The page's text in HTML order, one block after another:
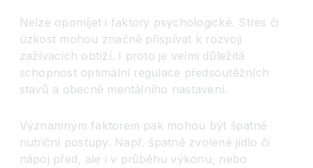
Nelze opomíjet i faktory psychologické. Stres či
úzkost mohou značně přispívat k rozvoji
zažívacích obtíží. I proto je velmi důležitá
schopnost optimální regulace předsoutěžních
stavů a obecně mentálního nastavení.
Významným faktorem pak mohou být špatné
nutriční postupy. Např. špatně zvolené jídlo či
nápoj před, ale i v průběhu výkonu, nebo